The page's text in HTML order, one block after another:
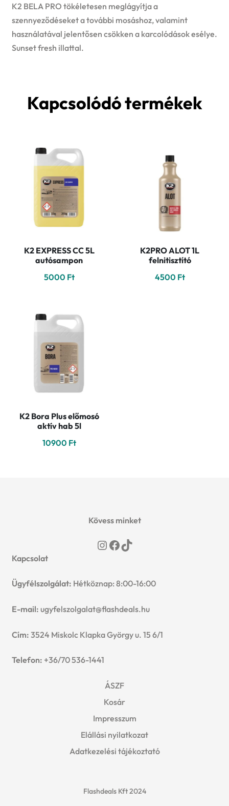
K2 BELA PRO tökéletesen meglágyítja a
szennyeződéseket a további mosáshoz, valamint
használatával jelentősen csökken a karcolódások esélye.
Sunset fresh illattal.
Kapcsolódó termékek
K2 EXPRESS CC 5L
autósampon
5000 Ft
K2PRO ALOT 1L
felnitisztító
4500 Ft
K2 Bora Plus előmosó
aktív hab 5l
10900 Ft
Kövess minket
Instagram
Facebook
TikTok
Kapcsolat
Ügyfélszolgálat: Hétköznap: 8:00-16:00
E-mail: ugyfelszolgalat@flashdeals.hu
Cím: 3524 Miskolc Klapka György u. 15 6/1
Telefon: +36/70 536-1441
ÁSZF
Kosár
Impresszum
Elállási nyilatkozat
Adatkezelési tájékoztató
Flashdeals Kft 2024